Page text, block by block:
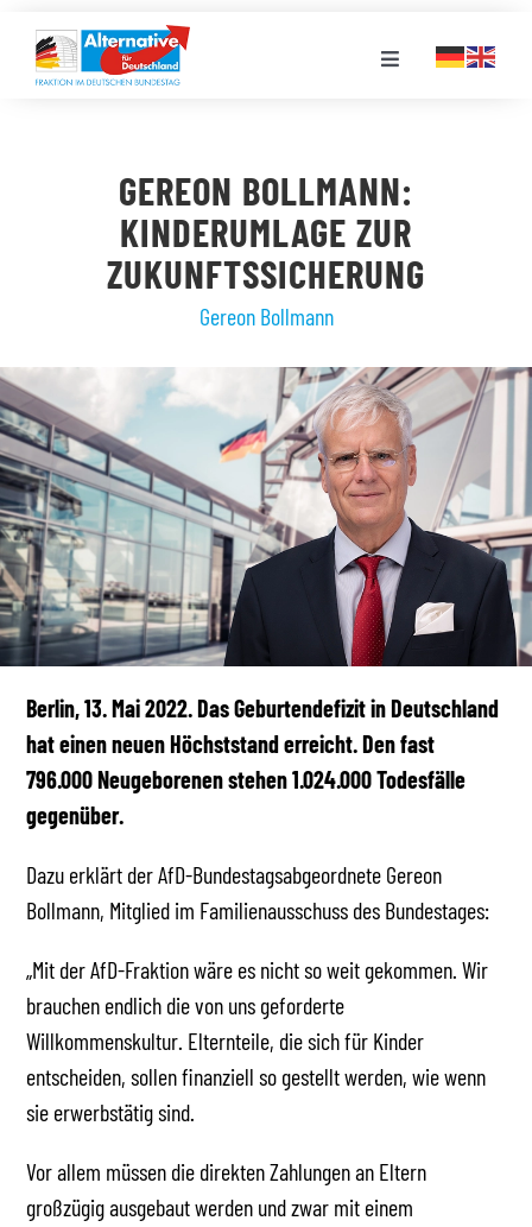
Inhalt
springen
Toggle
LANDESGRUPPEN
VERANSTALTUNGEN
PRESSE
STELLENPORTAL
MEDIATHEK
GEREON BOLLMANN:
KINDERUMLAGE ZUR
ZUKUNFTSSICHERUNG
Gereon Bollmann
Berlin, 13. Mai 2022.Das Geburtendefizit in Deutschland
hat einen neuen Höchststand erreicht. Den fast
796.000 Neugeborenen stehen 1.024.000 Todesfälle
gegenüber.
Dazu erklärt der AfD-Bundestagsabgeordnete Gereon
Bollmann, Mitglied im Familienausschuss des Bundestages:
„Mit der AfD-Fraktion wäre es nicht so weit gekommen. Wir
brauchen endlich die von uns geforderte
Willkommenskultur. Elternteile, die sich für Kinder
entscheiden, sollen finanziell so gestellt werden, wie wenn
sie erwerbstätig sind.
Vor allem müssen die direkten Zahlungen an Eltern
großzügig ausgebaut werden und zwar mit einem